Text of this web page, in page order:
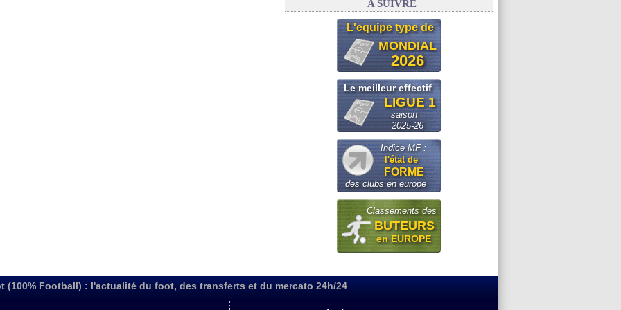
A SUIVRE
L'equipe type de
MONDIAL
2026
Le meilleur effectif
LIGUE 1
saison
2025-26
Indice MF :
l'état de
FORME
des clubs en europe
Classements des
BUTEURS
en EUROPE
(100% Football) : l'actualité du foot, des transferts et du mercato 24h/24